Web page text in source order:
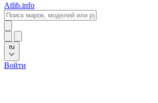
Atlib.info
ru
Войти